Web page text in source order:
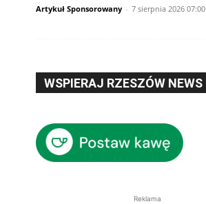
Artykuł Sponsorowany - 7 sierpnia 2026 07:00
WSPIERAJ RZESZÓW NEWS
Reklama